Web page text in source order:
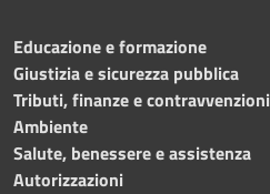
Educazione e formazione
Giustizia e sicurezza pubblica
Tributi, finanze e contravvenzioni
Ambiente
Salute, benessere e assistenza
Autorizzazioni